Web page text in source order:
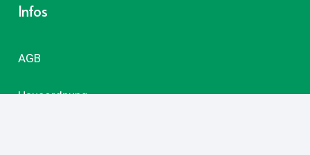
Infos
AGB
Hausordnung